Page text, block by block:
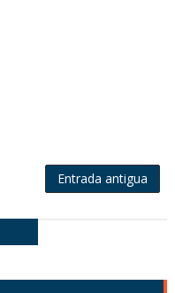
Entrada antigua